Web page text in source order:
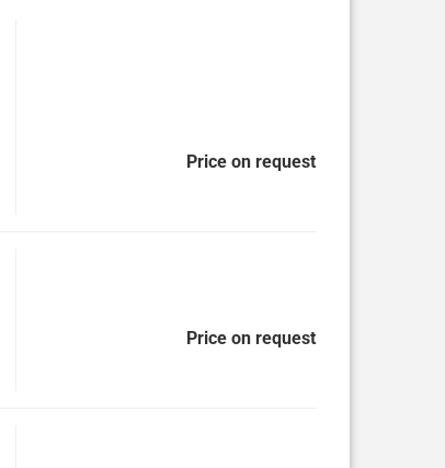
Price on request
Price on request